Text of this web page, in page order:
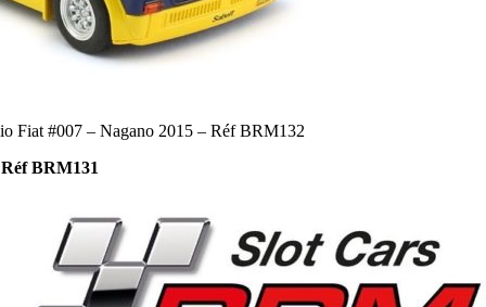
Fiat #007 – Nagano 2015 – Réf BRM132
BRM131